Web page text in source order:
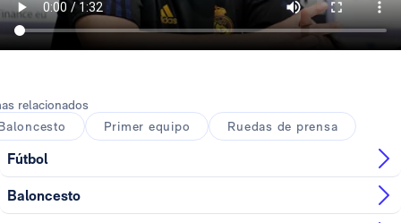
relacionados
Primer equipo Ruedas de prensa
Fútbol
Baloncesto